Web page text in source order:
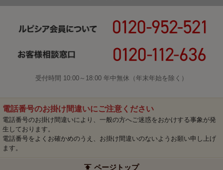
受付時間 10:00～18:00 年中無休（年末年始を除く）
電話番号のお掛け間違いにご注意ください
電話番号のお掛け間違いにより、一般の方へご迷惑をおかけする事象が発
生しております。
電話番号をよくお確かめのうえ、お掛け間違いのないようお願い申し上げ
ます。
ページトップ